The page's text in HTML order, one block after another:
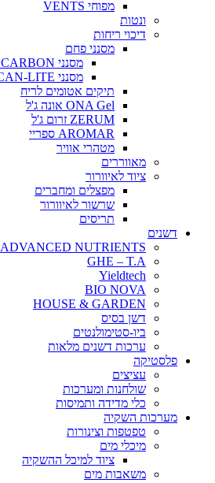
מפוחי VENTS
ונטות
דיכוי ריחות
מסנני פחם
מסנני MAX CARBON
מסנני CAN-LITE
תיקים אטומים לריח
ONA Gel אונה ג'ל
ZERUM זרום ג'ל
AROMAR ספריי
מטהרי אוויר
מאווררים
ציוד לאיוורור
מפצלים ומחברים
שרשור לאיוורור
תריסים
דשנים
ADVANCED NUTRIENTS
GHE – T.A
Yieldtech
BIO NOVA
HOUSE & GARDEN
דשן בסיס
ביו-סטימולנטים
ערכות דשנים מלאות
פלסטיקה
עציצים
שולחנות ומערכות
כלי מדידה ותמיסות
מערכות השקיה
טפטפות וצינורות
מיכלי מים
ציוד למיכל ההשקיה
משאבות מים